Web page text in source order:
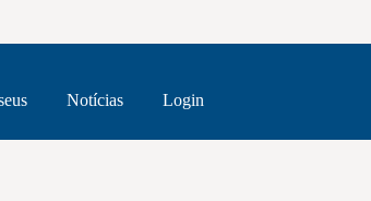
Notícias Login